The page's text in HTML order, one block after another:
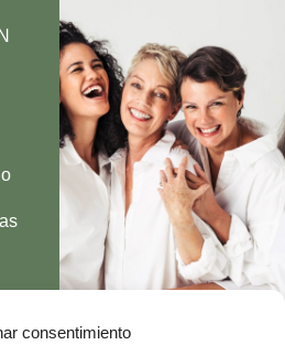
consentimiento